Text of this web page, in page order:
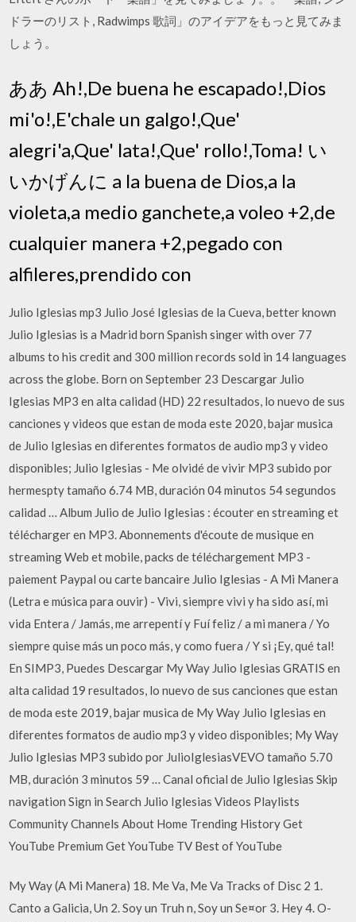
ドラーのリスト, Radwimps 歌詞」のアイデアをもっと見てみま
しょう。
ああ Ah!,De buena he escapado!,Dios
mi'o!,E'chale un galgo!,Que'
alegri'a,Que' lata!,Que' rollo!,Toma! い
いかげんに a la buena de Dios,a la
violeta,a medio ganchete,a voleo +2,de
cualquier manera +2,pegado con
alfileres,prendido con
Julio Iglesias mp3 Julio José Iglesias de la Cueva, better known
Julio Iglesias is a Madrid born Spanish singer with over 77
albums to his credit and 300 million records sold in 14 languages
across the globe. Born on September 23 Descargar Julio
Iglesias MP3 en alta calidad (HD) 22 resultados, lo nuevo de sus
canciones y videos que estan de moda este 2020, bajar musica
de Julio Iglesias en diferentes formatos de audio mp3 y video
disponibles; Julio Iglesias - Me olvidé de vivir MP3 subido por
hermespty tamaño 6.74 MB, duración 04 minutos 54 segundos
calidad … Album Julio de Julio Iglesias : écouter en streaming et
télécharger en MP3. Abonnements d'écoute de musique en
streaming Web et mobile, packs de téléchargement MP3 -
paiement Paypal ou carte bancaire Julio Iglesias - A Mi Manera
(Letra e música para ouvir) - Vivi, siempre vivi y ha sido así, mi
vida Entera / Jamás, me arrepentí y Fuí feliz / a mi manera / Yo
siempre quise más un poco más, y como fuera / Y si ¡Ey, qué tal!
En SIMP3, Puedes Descargar My Way Julio Iglesias GRATIS en
alta calidad 19 resultados, lo nuevo de sus canciones que estan
de moda este 2019, bajar musica de My Way Julio Iglesias en
diferentes formatos de audio mp3 y video disponibles; My Way
Julio Iglesias MP3 subido por JulioIglesiasVEVO tamaño 5.70
MB, duración 3 minutos 59 … Canal oficial de Julio Iglesias Skip
navigation Sign in Search Julio Iglesias Videos Playlists
Community Channels About Home Trending History Get
YouTube Premium Get YouTube TV Best of YouTube
My Way (A Mi Manera) 18. Me Va, Me Va Tracks of Disc 2 1.
Canto a Galicia, Un 2. Soy un Truh n, Soy un Se¤or 3. Hey 4. O-